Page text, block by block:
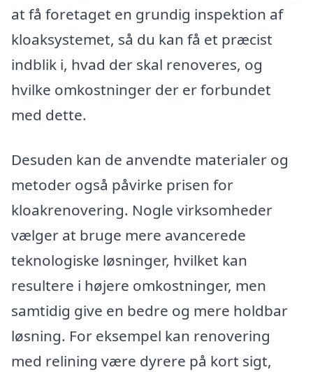
at få foretaget en grundig inspektion af
kloaksystemet, så du kan få et præcist
indblik i, hvad der skal renoveres, og
hvilke omkostninger der er forbundet
med dette.
Desuden kan de anvendte materialer og
metoder også påvirke prisen for
kloakrenovering. Nogle virksomheder
vælger at bruge mere avancerede
teknologiske løsninger, hvilket kan
resultere i højere omkostninger, men
samtidig give en bedre og mere holdbar
løsning. For eksempel kan renovering
med relining være dyrere på kort sigt,